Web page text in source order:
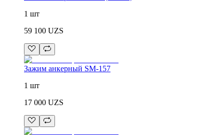
1 шт
59 100 UZS
Зажим анкерный SM-157
1 шт
17 000 UZS